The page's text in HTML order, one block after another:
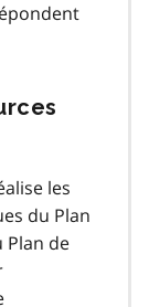
les
du Plan
Plan de